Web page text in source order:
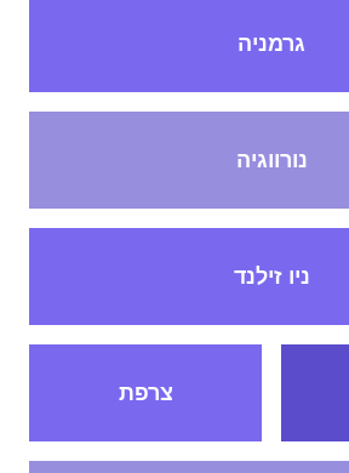
גרמניה
נורווגיה
ניו זילנד
צרפת